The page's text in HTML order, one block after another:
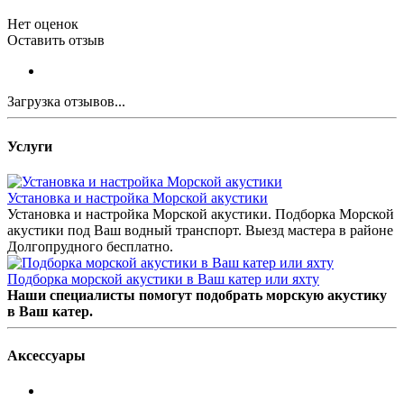
Нет оценок
Оставить отзыв
Загрузка отзывов...
Услуги
Установка и настройка Морской акустики
Установка и настройка Морской акустики. Подборка Морской
акустики под Ваш водный транспорт. Выезд мастера в районе
Долгопрудного бесплатно.
Подборка морской акустики в Ваш катер или яхту
Наши специалисты помогут подобрать морскую акустику
в Ваш катер.
Аксессуары